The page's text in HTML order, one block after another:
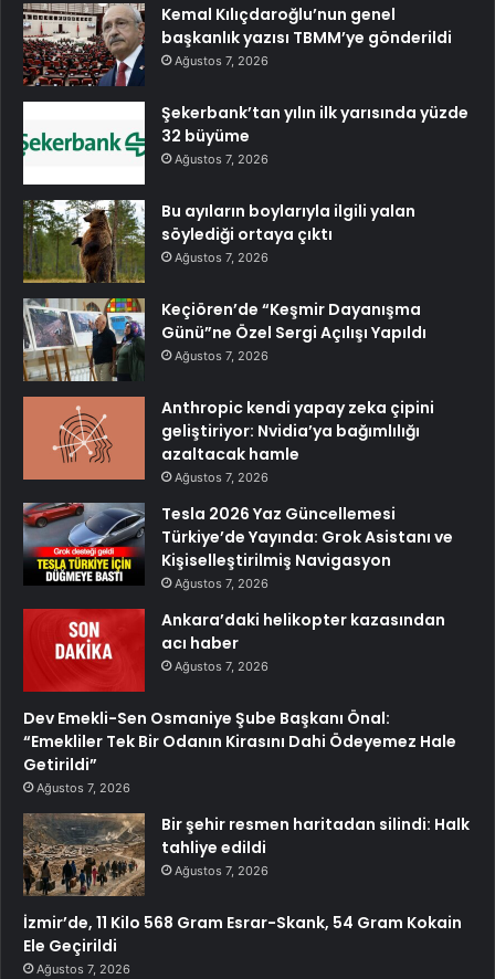
Kemal Kılıçdaroğlu’nun genel
başkanlık yazısı TBMM’ye gönderildi
Ağustos 7, 2026
Şekerbank’tan yılın ilk yarısında yüzde
32 büyüme
Ağustos 7, 2026
Bu ayıların boylarıyla ilgili yalan
söylediği ortaya çıktı
Ağustos 7, 2026
Keçiören’de “Keşmir Dayanışma
Günü”ne Özel Sergi Açılışı Yapıldı
Ağustos 7, 2026
Anthropic kendi yapay zeka çipini
geliştiriyor: Nvidia’ya bağımlılığı
azaltacak hamle
Ağustos 7, 2026
Tesla 2026 Yaz Güncellemesi
Türkiye’de Yayında: Grok Asistanı ve
Kişiselleştirilmiş Navigasyon
Ağustos 7, 2026
Ankara’daki helikopter kazasından
acı haber
Ağustos 7, 2026
Dev Emekli-Sen Osmaniye Şube Başkanı Önal:
“Emekliler Tek Bir Odanın Kirasını Dahi Ödeyemez Hale
Getirildi”
Ağustos 7, 2026
Bir şehir resmen haritadan silindi: Halk
tahliye edildi
Ağustos 7, 2026
İzmir’de, 11 Kilo 568 Gram Esrar-Skank, 54 Gram Kokain
Ele Geçirildi
Ağustos 7, 2026